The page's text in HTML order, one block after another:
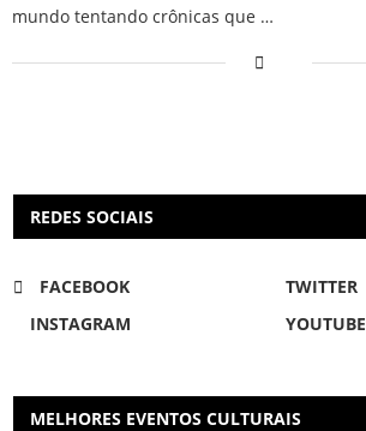
mundo tentando crônicas que …
REDES SOCIAIS
FACEBOOK
TWITTER
INSTAGRAM
YOUTUBE
MELHORES EVENTOS CULTURAIS